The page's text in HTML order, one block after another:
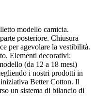
modello camicia.
posteriore. Chiusura
per agevolare la vestibilità.
Elementi decorativi:
(da 12 a 18 mesi)
i nostri prodotti in
Better Cotton. Il
un sistema di bilancio di